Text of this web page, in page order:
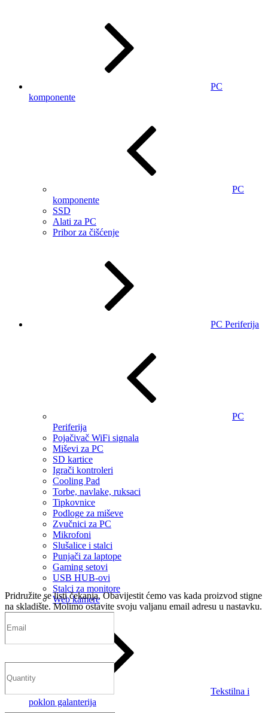
PC
komponente
PC
komponente
SSD
Alati za PC
Pribor za čišćenje
PC Periferija
PC
Periferija
Pojačivač WiFi signala
Miševi za PC
SD kartice
Igrači kontroleri
Cooling Pad
Torbe, navlake, ruksaci
Tipkovnice
Podloge za miševe
Zvučnici za PC
Mikrofoni
Slušalice i stalci
Punjači za laptope
Gaming setovi
USB HUB-ovi
Stalci za monitore
Web kamere
Tekstilna i
poklon galanterija
Pridružite se listi čekanja. Obavijestit ćemo vas kada proizvod stigne
na skladište. Molimo ostavite svoju valjanu email adresu u nastavku.